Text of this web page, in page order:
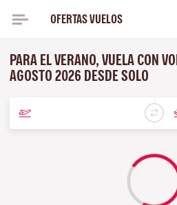
OFERTAS VUELOS
PARA EL VERANO, VUELA CON
AGOSTO 2026 DESDE SOLO